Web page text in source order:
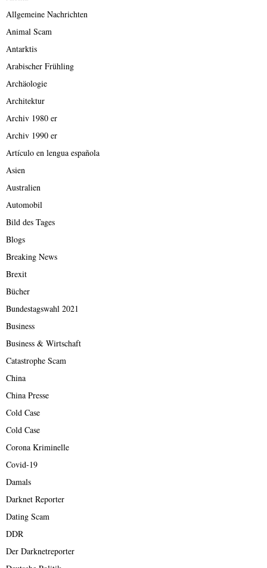
Allgemeine Nachrichten
Animal Scam
Antarktis
Arabischer Frühling
Archäologie
Architektur
Archiv 1980 er
Archiv 1990 er
Artículo en lengua española
Asien
Australien
Automobil
Bild des Tages
Blogs
Breaking News
Brexit
Bücher
Bundestagswahl 2021
Business
Business & Wirtschaft
Catastrophe Scam
China
China Presse
Cold Case
Cold Case
Corona Kriminelle
Covid-19
Damals
Darknet Reporter
Dating Scam
DDR
Der Darknetreporter